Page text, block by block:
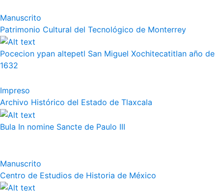
Manuscrito
Patrimonio Cultural del Tecnológico de Monterrey
Pocecion ypan altepetl San Miguel Xochitecatitlan año de
1632
Impreso
Archivo Histórico del Estado de Tlaxcala
Bula In nomine Sancte de Paulo III
Manuscrito
Centro de Estudios de Historia de México